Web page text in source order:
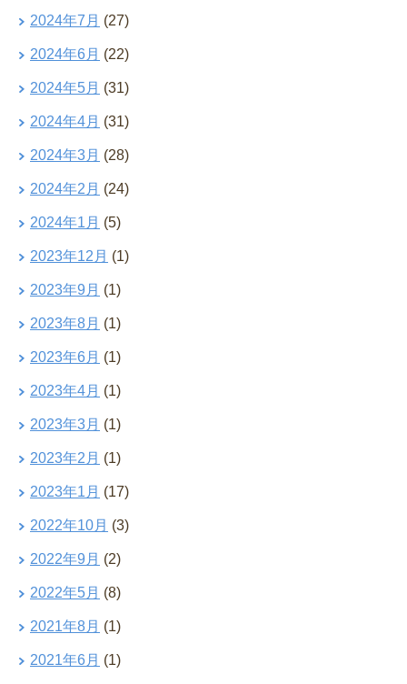
2024年7月 (27)
2024年6月 (22)
2024年5月 (31)
2024年4月 (31)
2024年3月 (28)
2024年2月 (24)
2024年1月 (5)
2023年12月 (1)
2023年9月 (1)
2023年8月 (1)
2023年6月 (1)
2023年4月 (1)
2023年3月 (1)
2023年2月 (1)
2023年1月 (17)
2022年10月 (3)
2022年9月 (2)
2022年5月 (8)
2021年8月 (1)
2021年6月 (1)